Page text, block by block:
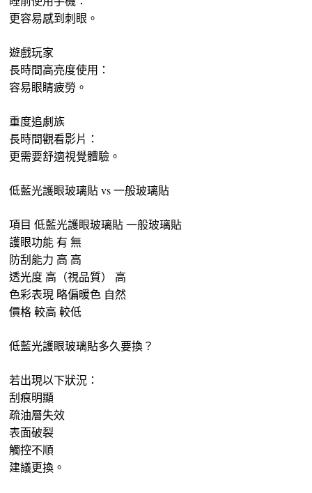
更容易感到刺眼。
遊戲玩家
長時間高亮度使用：
容易眼睛疲勞。
重度追劇族
長時間觀看影片：
更需要舒適視覺體驗。
低藍光護眼玻璃貼 vs 一般玻璃貼
項目 低藍光護眼玻璃貼 一般玻璃貼
護眼功能 有 無
防刮能力 高 高
透光度 高（視品質） 高
色彩表現 略偏暖色 自然
價格 較高 較低
低藍光護眼玻璃貼多久要換？
若出現以下狀況：
刮痕明顯
疏油層失效
表面破裂
觸控不順
建議更換。